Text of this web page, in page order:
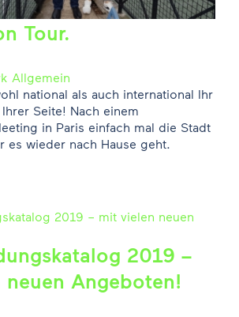
Tour.
Allgemein
national als auch international Ihr
Seite! Nach einem
in Paris einfach mal die Stadt
es wieder nach Hause geht.
2019 –
Angeboten!